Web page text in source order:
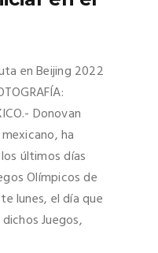
en Beijing 2022
Donovan
ha
últimos días
Olímpicos de
lunes, el día que
Juegos,